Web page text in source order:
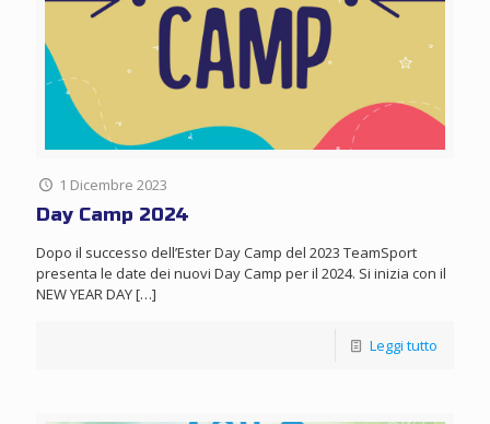
1 Dicembre 2023
Day Camp 2024
Dopo il successo dell’Ester Day Camp del 2023 TeamSport
presenta le date dei nuovi Day Camp per il 2024. Si inizia con il
NEW YEAR DAY[…]
Leggi tutto